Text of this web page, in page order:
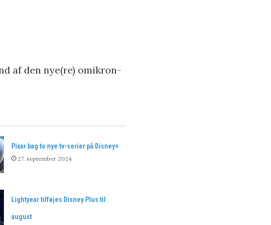
af den nye(re) omikron-
Pixar bag to nye tv-serier på Disney+
27. september 2024
Lightyear tilføjes Disney Plus til
august